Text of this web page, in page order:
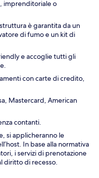
imprenditoriale o
è garantita da un
di fumo e un kit di
e accoglie tutti gli
con carte di credito,
Mastercard, American
contanti.
si applicheranno le
In base alla normativa
i servizi di prenotazione
diritto di recesso.